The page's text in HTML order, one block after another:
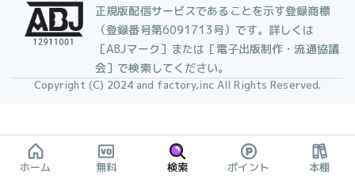
正規版配信サービスであることを示す登録商標
（登録番号第6091713号）です。詳しくは
［ABJマーク］または［電子出版制作・流通協議
会］で検索してください。
Copyright (C) 2024 and factory,inc All Rights Reserved.
ホーム 無料 検索 ポイント 本棚